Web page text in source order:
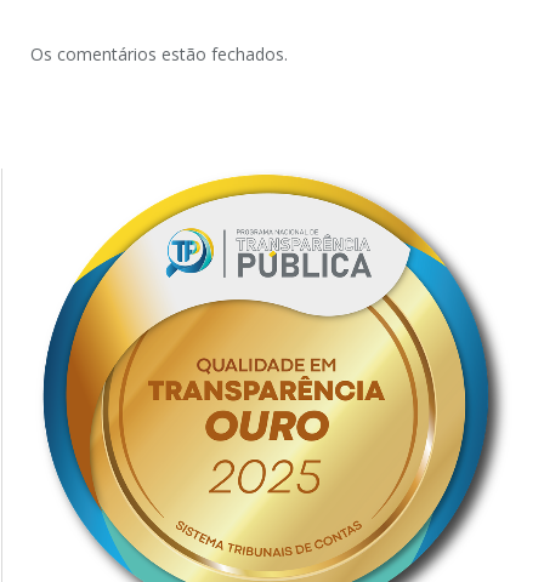
Os comentários estão fechados.